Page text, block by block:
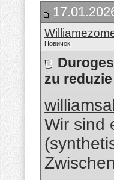
Новичок
zu reduzie
Wir sind